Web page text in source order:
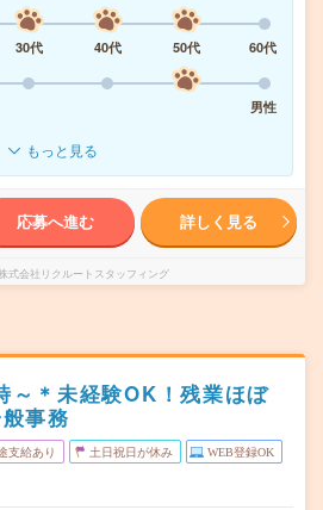
30代 40代 50代
60代
男性
もっと見る
応募へ進む 詳しく見る
式会社リクルートスタッフィング
～＊未経験OK！残業ほぼ
事務
支給あり 土日祝日が休み WEB登録OK